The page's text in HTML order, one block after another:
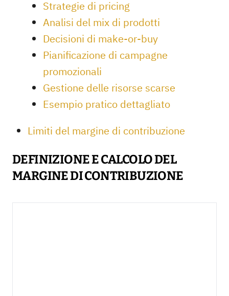
Strategie di pricing
Analisi del mix di prodotti
Decisioni di make-or-buy
Pianificazione di campagne
promozionali
Gestione delle risorse scarse
Esempio pratico dettagliato
Limiti del margine di contribuzione
DEFINIZIONE E CALCOLO DEL
MARGINE DI CONTRIBUZIONE